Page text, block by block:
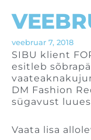
veebruar 7, 2018
SIBU klient
esitleb
DM Fashion
sügavust
Vaata lisa